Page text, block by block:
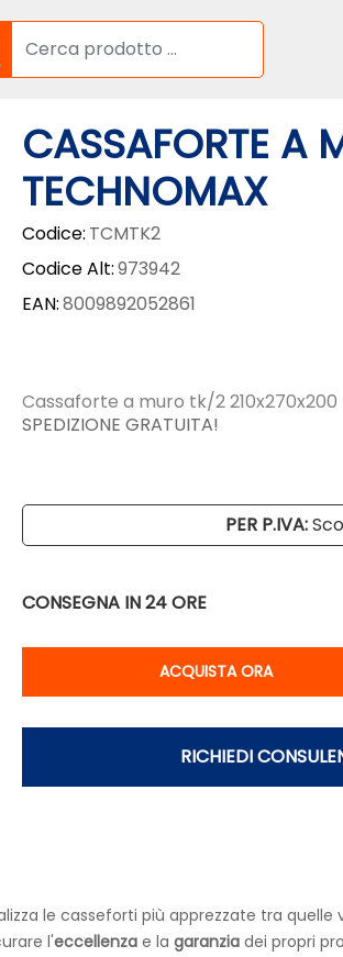
CASSAFORTE A
TECHNOMAX
Codice: TCMTK2
Codice Alt:973942
EAN:8009892052861
Cassaforte a muro tk/2 210x270x200
SPEDIZIONE GRATUITA!
PER P.IVA:
CONSEGNA IN 24 ORE
ACQUISTA ORA
RICHIEDI
le casseforti più apprezzate tra quelle
l'eccellenza e la garanzia dei propri